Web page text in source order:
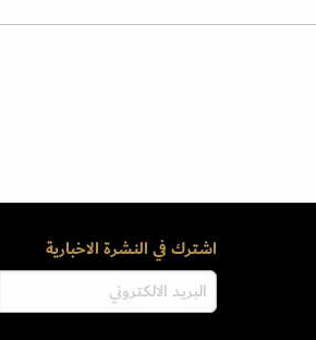
اشترك في النشرة الاخبارية